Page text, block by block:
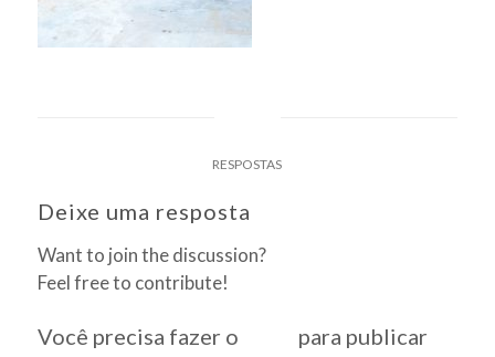
RESPOSTAS
Deixe uma resposta
Want to join the discussion?
Feel free to contribute!
Você precisa fazer o
para publicar